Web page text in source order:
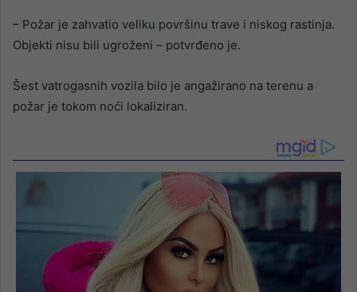
– Požar je zahvatio veliku površinu trave i niskog rastinja.
Objekti nisu bili ugroženi – potvrđeno je.
Šest vatrogasnih vozila bilo je angažirano na terenu a
požar je tokom noći lokaliziran.